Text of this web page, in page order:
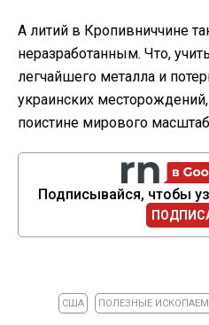
А литий в Кропивниччине
неразработанным. Что,
легчайшего металла и
украинских
поистине мирового
Подписывайся, чтобы
США ПОЛЕЗНЫЕ